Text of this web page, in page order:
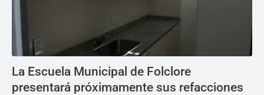
La Escuela Municipal de Folclore
presentará próximamente sus refacciones